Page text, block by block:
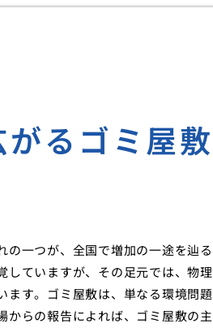
るゴミ屋敷
一つが、全国で増加の一途を辿る
していますが、その足元では、物理
ます。ゴミ屋敷は、単なる環境問題
からの報告によれば、ゴミ屋敷の主